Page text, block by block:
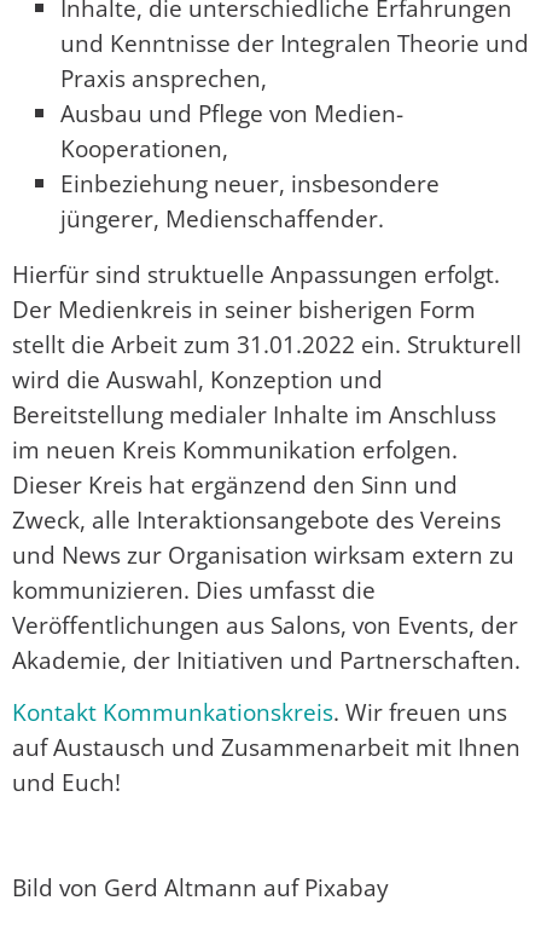
Inhalte, die unterschiedliche Erfahrungen
und Kenntnisse der Integralen Theorie und
Praxis ansprechen,
Ausbau und Pflege von Medien-
Kooperationen,
Einbeziehung neuer, insbesondere
jüngerer, Medienschaffender.
Hierfür sind struktuelle Anpassungen erfolgt.
Der Medienkreis in seiner bisherigen Form
stellt die Arbeit zum 31.01.2022 ein. Strukturell
wird die Auswahl, Konzeption und
Bereitstellung medialer Inhalte im Anschluss
im neuen Kreis Kommunikation erfolgen.
Dieser Kreis hat ergänzend den Sinn und
Zweck, alle Interaktionsangebote des Vereins
und News zur Organisation wirksam extern zu
kommunizieren. Dies umfasst die
Veröffentlichungen aus Salons, von Events, der
Akademie, der Initiativen und Partnerschaften.
Kontakt Kommunkationskreis. Wir freuen uns
auf Austausch und Zusammenarbeit mit Ihnen
und Euch!
Bild von Gerd Altmann auf Pixabay